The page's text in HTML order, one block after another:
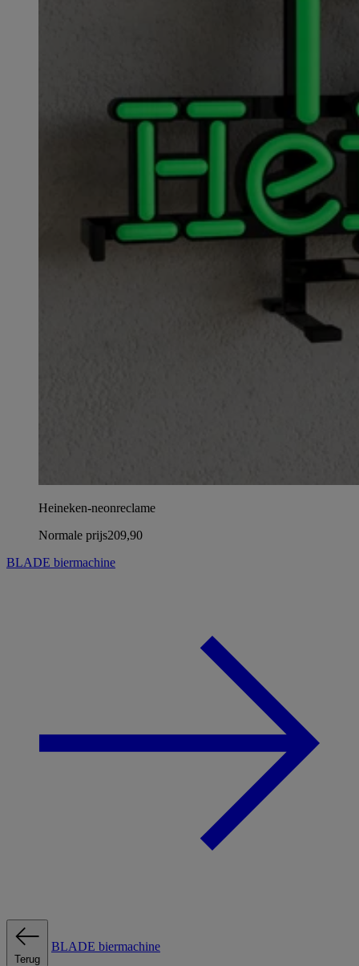
Heineken-neonreclame
Normale prijs209,90
BLADE biermachine
Terug
BLADE biermachine